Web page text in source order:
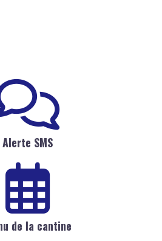
Alerte SMS
de la cantine